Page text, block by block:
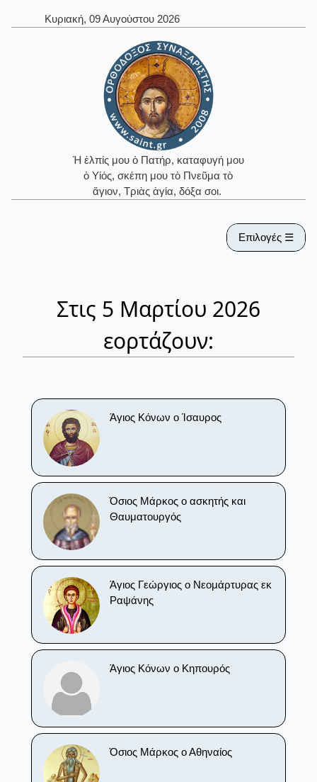
Κυριακή, 09 Αυγούστου 2026
Ἡ ἐλπίς μου ὁ Πατήρ, καταφυγή μου
ὁ Υἱός, σκέπη μου τὸ Πνεῦμα τὸ
ἅγιον, Τριὰς ἁγία, δόξα σοι.
Επιλογές ☰
Στις 5 Μαρτίου 2026
εορτάζουν:
Άγιος Κόνων ο Ίσαυρος
Όσιος Μάρκος ο ασκητής και
Θαυματουργός
Άγιος Γεώργιος ο Νεομάρτυρας εκ
Ραψάνης
Άγιος Κόνων ο Κηπουρός
Όσιος Μάρκος ο Αθηναίος